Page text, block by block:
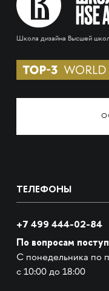
Школа дизайна Высшей
ТЕЛЕФОНЫ
+7 499 444-02-84
По вопросам
С понедельника по
с 10:00 до 18:00